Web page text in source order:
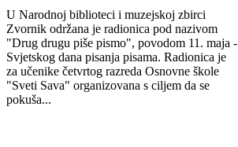
U Narodnoj biblioteci i muzejskoj zbirci
Zvornik održana je radionica pod nazivom
"Drug drugu piše pismo", povodom 11. maja -
Svjetskog dana pisanja pisama. Radionica je
za učenike četvrtog razreda Osnovne škole
"Sveti Sava" organizovana s ciljem da se
pokuša...